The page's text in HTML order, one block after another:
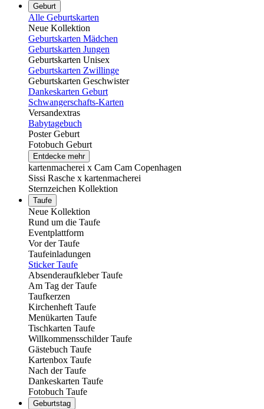
Geburt
Alle Geburtskarten
Neue Kollektion
Geburtskarten Mädchen
Geburtskarten Jungen
Geburtskarten Unisex
Geburtskarten Zwillinge
Geburtskarten Geschwister
Dankeskarten Geburt
Schwangerschafts-Karten
Versandextras
Babytagebuch
Poster Geburt
Fotobuch Geburt
Entdecke mehr
kartenmacherei x Cam Cam Copenhagen
Sissi Rasche x kartenmacherei
Sternzeichen Kollektion
Taufe
Neue Kollektion
Rund um die Taufe
Eventplattform
Vor der Taufe
Taufeinladungen
Sticker Taufe
Absenderaufkleber Taufe
Am Tag der Taufe
Taufkerzen
Kirchenheft Taufe
Menükarten Taufe
Tischkarten Taufe
Willkommensschilder Taufe
Gästebuch Taufe
Kartenbox Taufe
Nach der Taufe
Dankeskarten Taufe
Fotobuch Taufe
Geburtstag